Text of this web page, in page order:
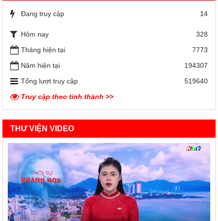
Đang truy cập 14
Hôm nay
328
Tháng hiện tại
7773
Năm hiện tại
194307
Tổng lượt truy cập
519640
Truy cập theo tỉnh thành >>
THƯ VIỆN VIDEO